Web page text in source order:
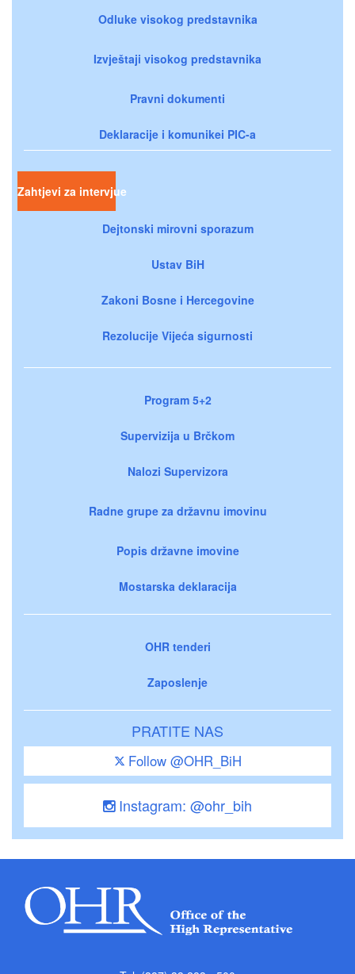
Odluke visokog predstavnika
Izvještaji visokog predstavnika
Pravni dokumenti
Deklaracije i komunikei PIC-a
Zahtjevi za intervjue
Dejtonski mirovni sporazum
Ustav BiH
Zakoni Bosne i Hercegovine
Rezolucije Vijeća sigurnosti
Program 5+2
Supervizija u Brčkom
Nalozi Supervizora
Radne grupe za državnu imovinu
Popis državne imovine
Mostarska deklaracija
OHR tenderi
Zaposlenje
PRATITE NAS
Follow @OHR_BiH
Instagram: @ohr_bih